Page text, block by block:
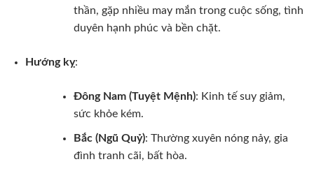
thần, gặp nhiều may mắn trong cuộc sống, tình
duyên hạnh phúc và bền chặt.
Hướng kỵ:
Đông Nam (Tuyệt Mệnh): Kinh tế suy giảm,
sức khỏe kém.
Bắc (Ngũ Quỷ): Thường xuyên nóng nảy, gia
đình tranh cãi, bất hòa.